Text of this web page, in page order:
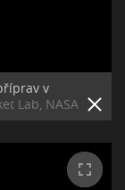
v
Lab, NASA